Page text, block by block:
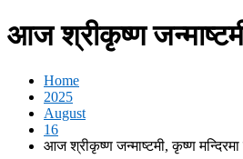
आज श्रीकृष्ण
Home
2025
August
16
आज श्रीकृष्ण जन्माष्टमी, कृष्ण